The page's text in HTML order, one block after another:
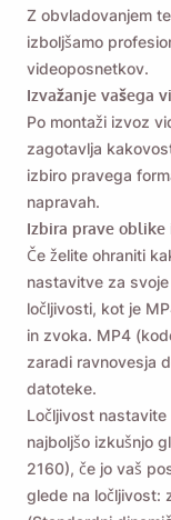
Z obvladovanjem
izboljšamo
videoposnetkov.
Izvažanje vašega
Po montaži izvoz
zagotavlja
izbiro pravega
napravah.
Izbira prave
Če želite ohraniti
nastavitve za
ločljivosti, kot je
in zvoka. MP4
zaradi ravnovesja
datoteke.
Ločljivost
najboljšo izkušnjo
2160), če jo vaš
glede na ločljivost: